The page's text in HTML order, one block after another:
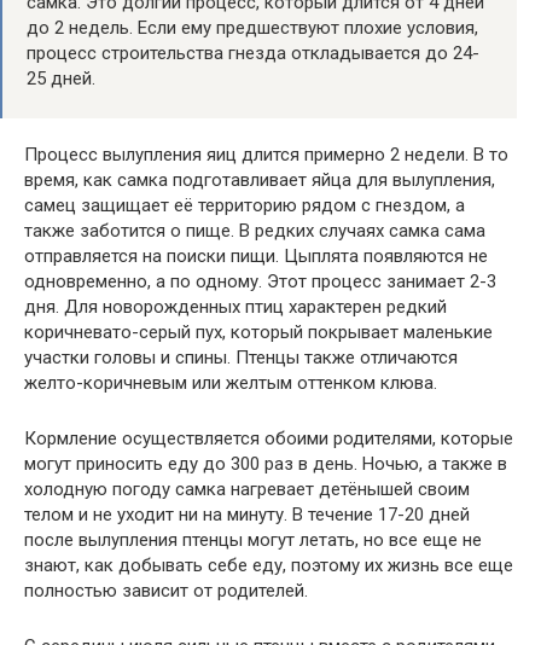
до 2 недель. Если ему предшествуют плохие условия,
процесс строительства гнезда откладывается до 24-
25 дней.
Процесс вылупления яиц длится примерно 2 недели. В то
время, как самка подготавливает яйца для вылупления,
самец защищает её территорию рядом с гнездом, а
также заботится о пище. В редких случаях самка сама
отправляется на поиски пищи. Цыплята появляются не
одновременно, а по одному. Этот процесс занимает 2-3
дня. Для новорожденных птиц характерен редкий
коричневато-серый пух, который покрывает маленькие
участки головы и спины. Птенцы также отличаются
желто-коричневым или желтым оттенком клюва.
Кормление осуществляется обоими родителями, которые
могут приносить еду до 300 раз в день. Ночью, а также в
холодную погоду самка нагревает детёнышей своим
телом и не уходит ни на минуту. В течение 17-20 дней
после вылупления птенцы могут летать, но все еще не
знают, как добывать себе еду, поэтому их жизнь все еще
полностью зависит от родителей.